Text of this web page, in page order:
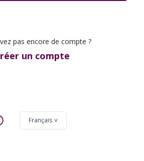
pas encore de compte ?
un compte
Français